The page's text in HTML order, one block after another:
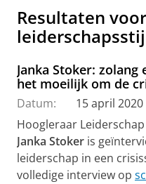
Resultaten
Janka Stoker:
het moeilijk om de
Datum:
15 april 2020
Hoogleraar
Janka Stoker is
leiderschap in een
volledige interview op